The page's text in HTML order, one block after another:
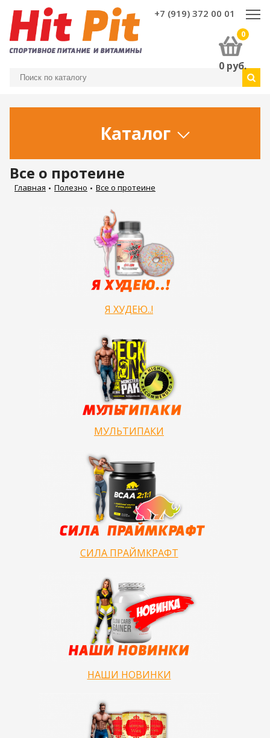
0
0 руб.
+7 (919) 372 00 01
Каталог
Все о протеине
Главная Полезно Все о протеине
Я ХУДЕЮ..!
МУЛЬТИПАКИ
СИЛА ПРАЙМКРАФТ
НАШИ НОВИНКИ